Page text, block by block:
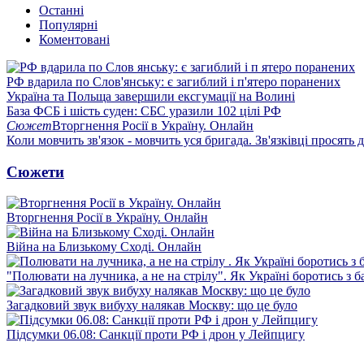
Останні
Популярні
Коментовані
РФ вдарила по Слов'янську: є загиблий і п'ятеро поранених
Україна та Польща завершили ексгумації на Волині
База ФСБ і шість суден: СБС уразили 102 цілі РФ
СюжетВторгнення Росії в Україну. Онлайн
Коли мовчить зв'язок - мовчить уся бригада. Зв'язківці просять
Сюжети
Вторгнення Росії в Україну. Онлайн
Війна на Близькому Сході. Онлайн
"Полювати на лучника, а не на стрілу". Як Україні боротись з
Загадковий звук вибуху налякав Москву: що це було
Підсумки 06.08: Санкції проти РФ і дрон у Лейпцигу